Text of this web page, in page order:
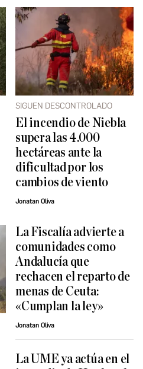
SIGUEN DESCONTROLADO
El incendio de Niebla
supera las 4.000
hectáreas ante la
dificultad por los
cambios de viento
Jonatan Oliva
La Fiscalía advierte a
comunidades como
Andalucía que
rechacen el reparto de
menas de Ceuta:
«Cumplan la ley»
Jonatan Oliva
La UME ya actúa en el